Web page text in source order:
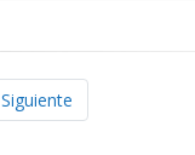
Siguiente